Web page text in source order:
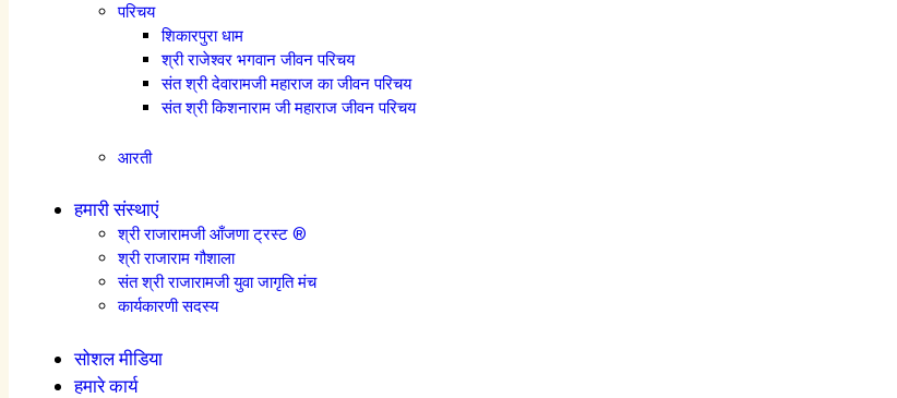
परिचय
शिकारपुरा धाम
श्री राजेश्वर भगवान जीवन परिचय
संत श्री देवारामजी महाराज का जीवन परिचय
संत श्री किशनाराम जी महाराज जीवन परिचय
आरती
हमारी संस्थाएं
श्री राजारामजी आँजणा ट्रस्ट ®
श्री राजाराम गौशाला
संत श्री राजारामजी युवा जागृति मंच
कार्यकारणी सदस्य
सोशल मीडिया
हमारे कार्य